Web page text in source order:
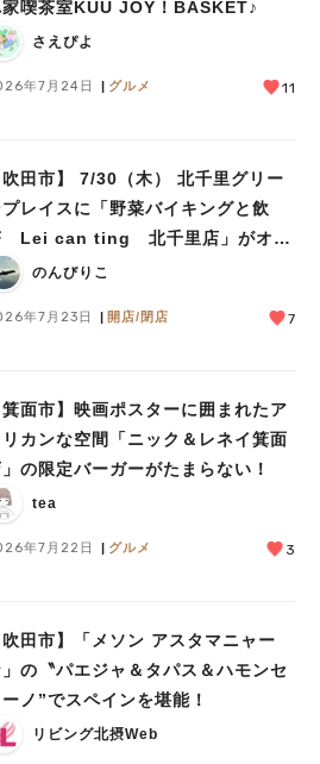
喫茶室KUU JOY！BASKET♪
さえぴよ
年7月24日 グルメ 11
吹田市】 7/30（木） 北千里グリー
プレイスに「野菜バイキングと飲
Lei can ting 北千里店」がオー
ン予定！
のんびりこ
年7月23日 開店/閉店 7
箕面市】映画ポスターに囲まれたア
リカンな空間「ニック＆レネイ箕面
の限定バーガーがたまらない！
tea
年7月22日 グルメ 3
吹田市】「メソン アスタマニャー
の〝パエジャ＆タパス＆ハモンセ
ノ”でスペインを堪能！
リビング北摂Web